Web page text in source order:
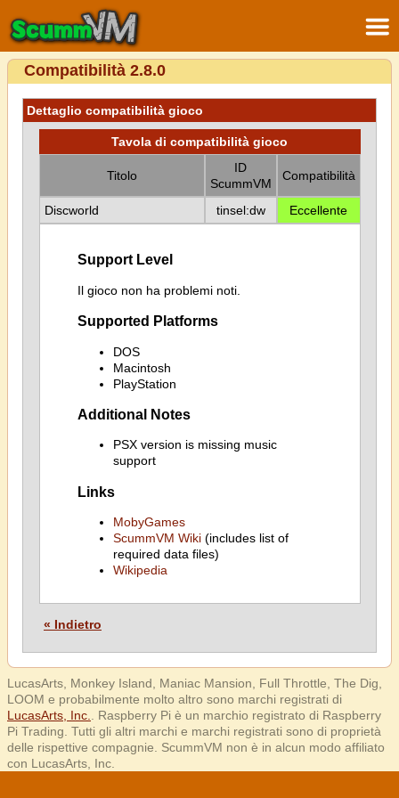
Compatibilità 2.8.0
Dettaglio compatibilità gioco
Tavola di compatibilità gioco
Titolo
ID
ScummVM
Compatibilità
Discworld tinsel:dw Eccellente
Support Level
Il gioco non ha problemi noti.
Supported Platforms
DOS
Macintosh
PlayStation
Additional Notes
PSX version is missing music
support
Links
MobyGames
ScummVM Wiki(includes list of
required data files)
Wikipedia
« Indietro
LucasArts, Monkey Island, Maniac Mansion, Full Throttle, The Dig,
LOOM e probabilmente molto altro sono marchi registrati di
LucasArts, Inc.
. Raspberry Pi è un marchio registrato di Raspberry
Pi Trading. Tutti gli altri marchi e marchi registrati sono di proprietà
delle rispettive compagnie. ScummVM non è in alcun modo affiliato
con LucasArts, Inc.